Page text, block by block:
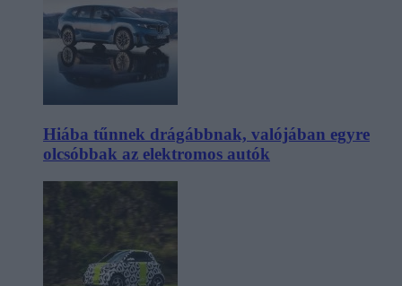
Hiába tűnnek drágábbnak, valójában egyre
olcsóbbak az elektromos autók